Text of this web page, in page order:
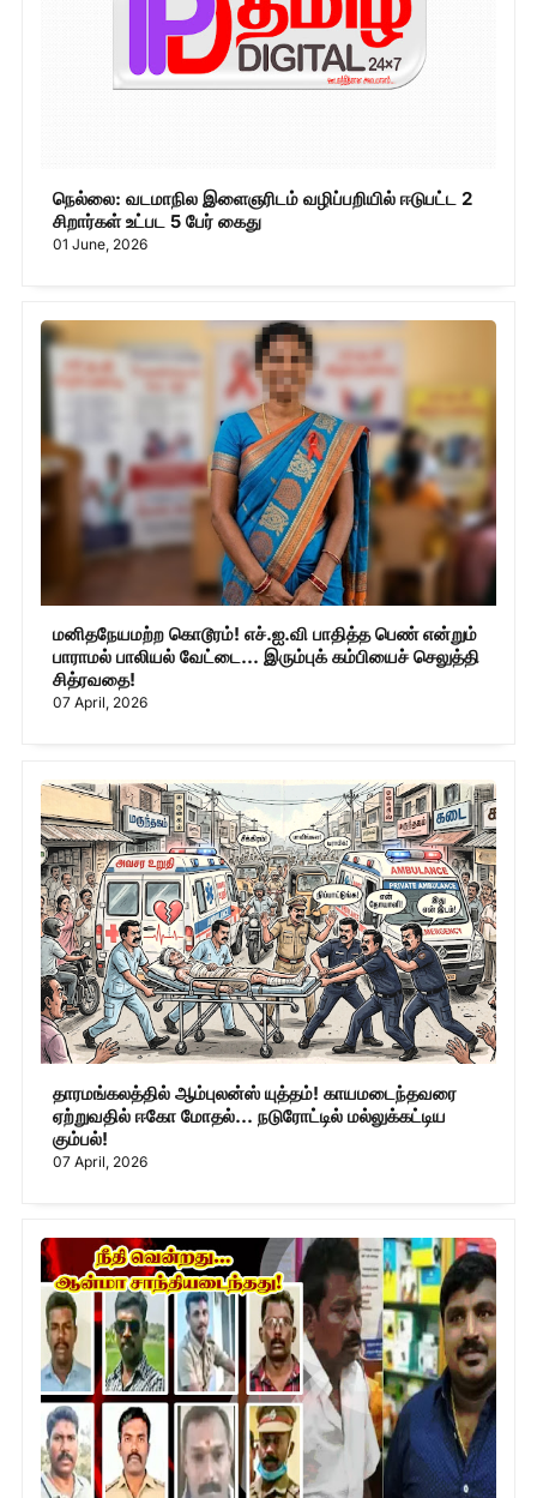
நெல்லை: வடமாநில இளைஞரிடம் வழிப்பறியில் ஈடுபட்ட 2
சிறார்கள் உட்பட 5 பேர் கைது
01 June, 2026
மனிதநேயமற்ற கொடூரம்! எச்.ஐ.வி பாதித்த பெண் என்றும்
பாராமல் பாலியல் வேட்டை... இரும்புக் கம்பியைச் செலுத்தி
சித்ரவதை!
07 April, 2026
தாரமங்கலத்தில் ஆம்புலன்ஸ் யுத்தம்! காயமடைந்தவரை
ஏற்றுவதில் ஈகோ மோதல்... நடுரோட்டில் மல்லுக்கட்டிய
கும்பல்!
07 April, 2026